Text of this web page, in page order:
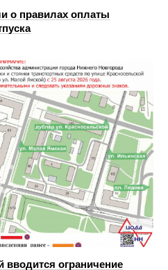
о правилах оплаты
вводится ограничение